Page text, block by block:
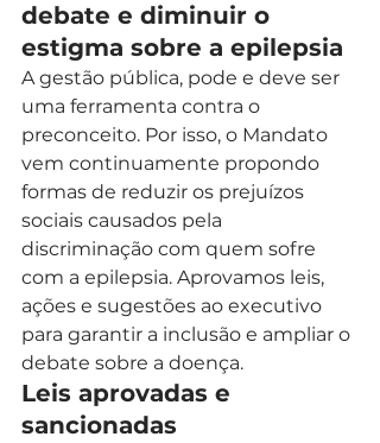
debate e diminuir o
estigma sobre a epilepsia
A gestão pública, pode e deve ser
uma ferramenta contra o
preconceito. Por isso, o Mandato
vem continuamente propondo
formas de reduzir os prejuízos
sociais causados pela
discriminação com quem sofre
com a epilepsia. Aprovamos leis,
ações e sugestões ao executivo
para garantir a inclusão e ampliar o
debate sobre a doença.
Leis aprovadas e
sancionadas